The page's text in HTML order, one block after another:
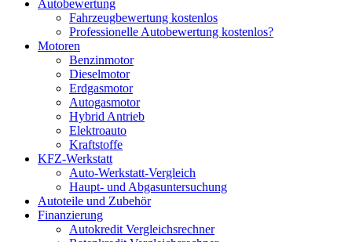
Autobewertung
Fahrzeugbewertung kostenlos
Professionelle Autobewertung kostenlos?
Motoren
Benzinmotor
Dieselmotor
Erdgasmotor
Autogasmotor
Hybrid Antrieb
Elektroauto
Kraftstoffe
KFZ-Werkstatt
Auto-Werkstatt-Vergleich
Haupt- und Abgasuntersuchung
Autoteile und Zubehör
Finanzierung
Autokredit Vergleichsrechner